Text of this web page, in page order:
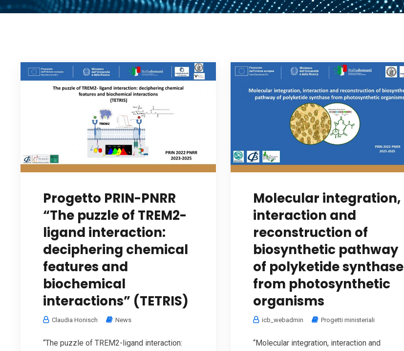
Progetto PRIN-PNRR
“The puzzle of TREM2-
ligand interaction:
deciphering chemical
features and
biochemical
interactions” (TETRIS)
Claudia Honisch News
“The puzzle of TREM2-ligand interaction:
Molecular integration,
interaction and
reconstruction of
biosynthetic pathway
of polyketide synthase
from photosynthetic
organisms
icb_webadmin Progetti ministeriali
“Molecular integration, interaction and